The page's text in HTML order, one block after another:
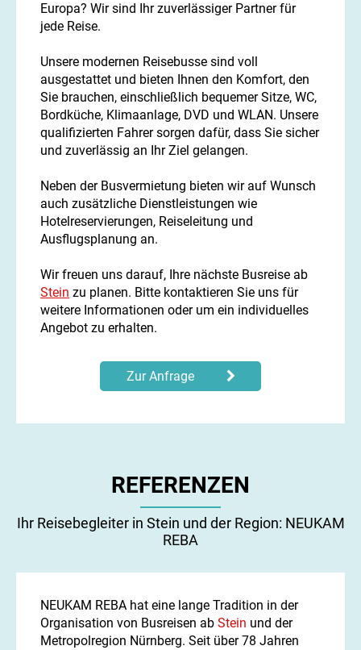
Europa? Wir sind Ihr zuverlässiger Partner für
jede Reise.
Unsere modernen Reisebusse sind voll
ausgestattet und bieten Ihnen den Komfort, den
Sie brauchen, einschließlich bequemer Sitze, WC,
Bordküche, Klimaanlage, DVD und WLAN. Unsere
qualifizierten Fahrer sorgen dafür, dass Sie sicher
und zuverlässig an Ihr Ziel gelangen.
Neben der Busvermietung bieten wir auf Wunsch
auch zusätzliche Dienstleistungen wie
Hotelreservierungen, Reiseleitung und
Ausflugsplanung an.
Wir freuen uns darauf, Ihre nächste Busreise ab
Stein zu planen. Bitte kontaktieren Sie uns für
weitere Informationen oder um ein individuelles
Angebot zu erhalten.
Zur Anfrage
REFERENZEN
Ihr Reisebegleiter in Stein und der Region: NEUKAM
REBA
NEUKAM REBA hat eine lange Tradition in der
Organisation von Busreisen ab Stein und der
Metropolregion Nürnberg. Seit über 78 Jahren